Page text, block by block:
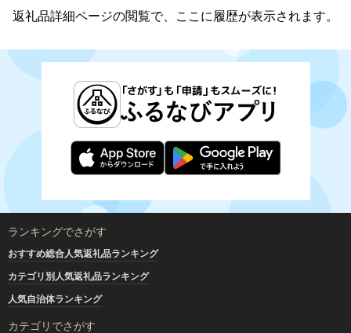
返礼品詳細ページの閲覧で、ここに履歴が表示されます。
ランキングでさがす
おすすめ総合人気返礼品ランキング
カテゴリ別人気返礼品ランキング
人気自治体ランキング
カテゴリでさがす